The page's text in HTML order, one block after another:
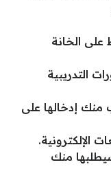
الخانة
التدريبية
منك إدخالها على
الإلكترونية.
منك